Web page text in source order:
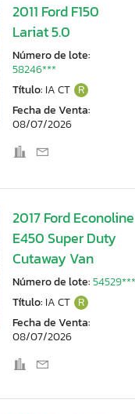
2011 Ford F150
Lariat 5.0
Número de lote:
58246***
Título: IA CT R
Fecha de Venta:
08/07/2026
2017 Ford Econoline
E450 Super Duty
Cutaway Van
Número de lote:54529***
Título: IA CT R
Fecha de Venta:
08/07/2026